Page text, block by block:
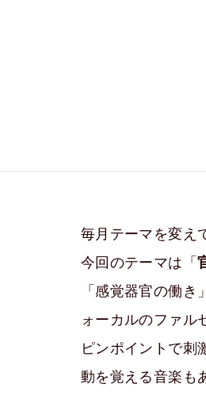
毎月テーマを変え
今回のテーマは「
「感覚器官の働
ォーカルのファル
ピンポイントで刺
動を覚える音楽も